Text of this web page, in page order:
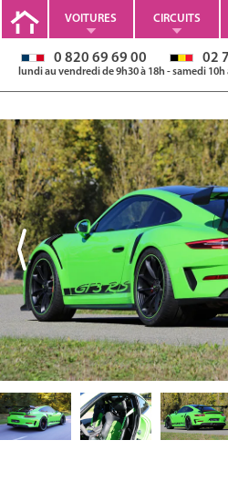
VOITURES CIRCUITS
0 820 69 69 00 02
lundi au vendredi de 9h30 à 18h - samedi 10h